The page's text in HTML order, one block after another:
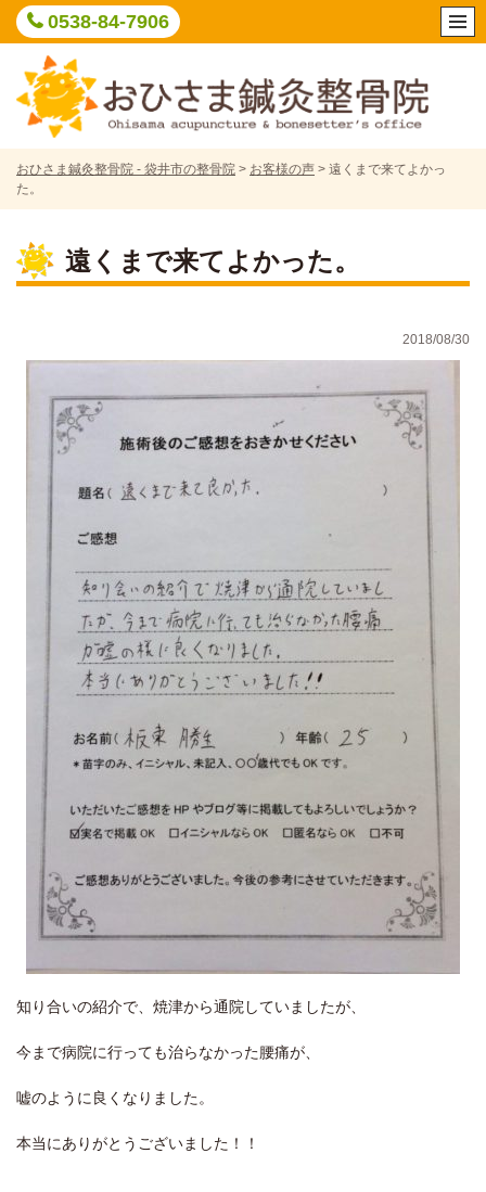
Skip
content
0538-84-7906
おひさま鍼灸整骨院 - 袋井市の整骨院 > お客様の声 > 遠くまで来てよかっ
た。
遠くまで来てよかった。
2018/08/30
知り合いの紹介で、焼津から通院していましたが、
今まで病院に行っても治らなかった腰痛が、
嘘のように良くなりました。
本当にありがとうございました！！